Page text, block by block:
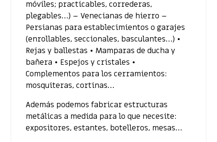
móviles; practicables, correderas,
plegables…) – Venecianas de hierro –
Persianas para establecimientos o garajes
(enrollables, seccionales, basculantes…) •
Rejas y ballestas • Mamparas de ducha y
bañera • Espejos y cristales •
Complementos para los cerramientos:
mosquiteras, cortinas…
Además podemos fabricar estructuras
metálicas a medida para lo que necesite:
expositores, estantes, botelleros, mesas…